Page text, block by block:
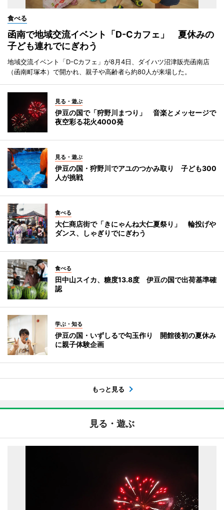
食べる
函南で地域交流イベント「D-Cカフェ」 夏休みの
子ども連れでにぎわう
地域交流イベント「D-Cカフェ」が8月4日、ダイハツ沼津販売函南店
（函南町塚本）で開かれ、親子や高齢者ら約80人が来場した。
見る・遊ぶ
伊豆の国で「狩野川まつり」 音楽とメッセージで
夜空彩る花火4000発
見る・遊ぶ
伊豆の国・狩野川でアユのつかみ取り 子ども300
人が挑戦
食べる
大仁商店街で「きにゃんね大仁夏祭り」 輪投げや
ダンス、しゃぎりでにぎわう
食べる
田中山スイカ、糖度13.8度 伊豆の国で出荷基準確
認
学ぶ・知る
伊豆の国・いずしるで勾玉作り 開館後初の夏休み
に親子体験企画
もっと見る
見る・遊ぶ